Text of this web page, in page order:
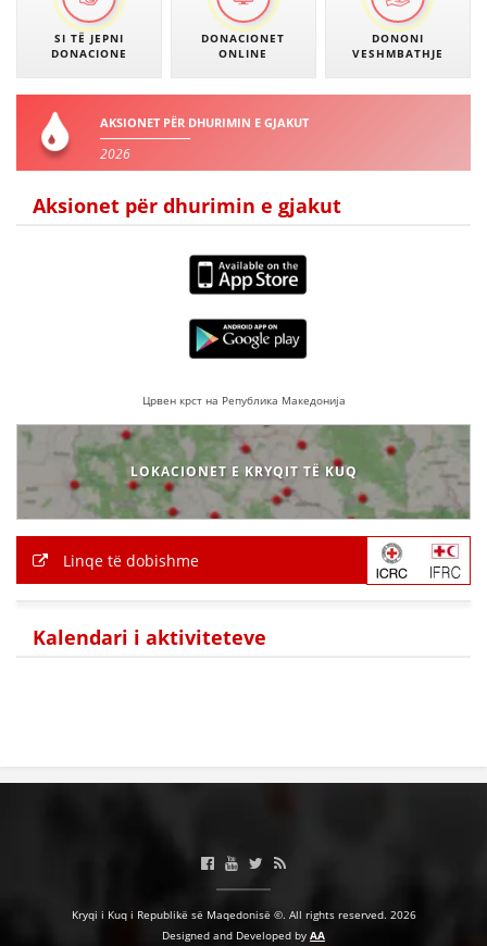
SI TË JEPNI
DONACIONE
DONACIONET
ONLINE
DONONI
VESHMBATHJE
AKSIONET PËR DHURIMIN E GJAKUT
2026
Aksionet për dhurimin e gjakut
Црвен крст на Република Македонија
LOKACIONET E KRYQIT TË KUQ
Linqe të dobishme
Kalendari i aktiviteteve
Kryqi i Kuq i Republikë së Maqedonisë ©. All rights reserved. 2026
Designed and Developed by AA